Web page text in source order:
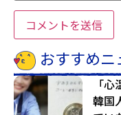
おすすめニ
「
韓国